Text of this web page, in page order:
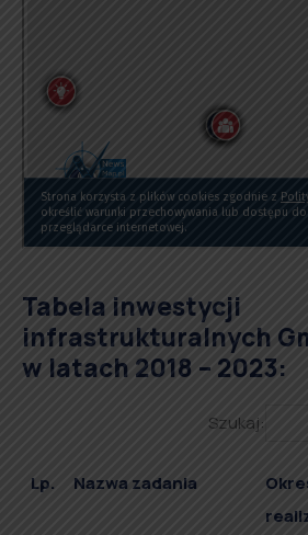
Tabela inwestycji
infrastrukturalnych
w latach 2018 – 2023:
Szukaj:
Lp. Nazwa zadania